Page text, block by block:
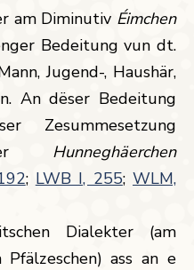
am Diminutiv Éimchen
Bedeitung vun dt.
Jugend-, Haushär,
An dëser Bedeitung
Hunneghäerchen
; LWB I, 255; WLM,
Dialekter (am
Pfälzeschen) ass an e